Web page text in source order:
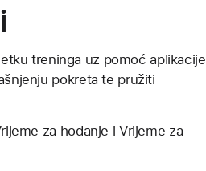
treninga uz pomoć aplikacije
pokreta te pružiti
za hodanje i Vrijeme za